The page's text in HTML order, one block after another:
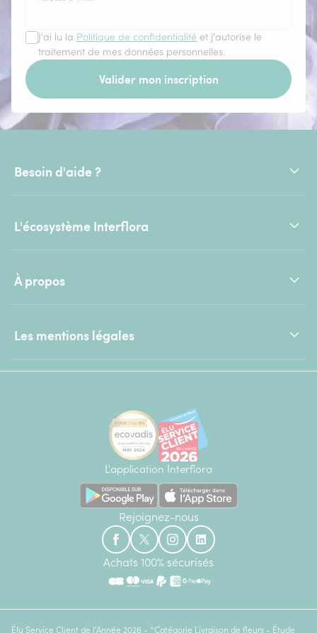
J'ai lu la Politique de confidentialité et j'autorise le
traitement de mes données personnelles.
Valider mon inscription
Besoin d'aide ?
L'écosystème Interflora
À propos
Les mentions légales
L'application Interflora
Rejoignez-nous
Achats 100% sécurisés
Élu Service Client de l'Année 2026 - *Catégorie Livraison de fleurs - Étude